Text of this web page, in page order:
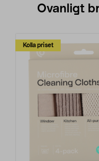
Ovanligt
Kolla priset